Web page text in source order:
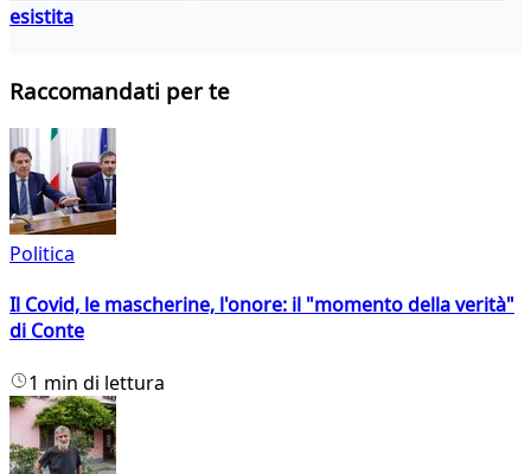
esistita
Raccomandati per te
Politica
Il Covid, le mascherine, l'onore: il "momento della verità"
di Conte
1 min di lettura